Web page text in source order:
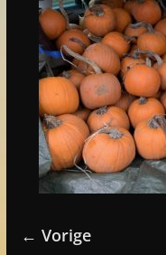
← Vorige